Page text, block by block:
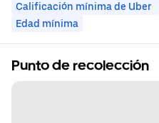
Calificación mínima de Uber
Edad mínima
Punto de recolección